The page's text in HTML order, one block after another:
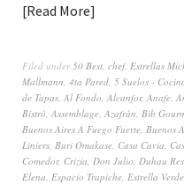
Read More
Filed under50 Best, chef, Estrellas
Mallmann, 4ta Pared, 5 Suelos -
de Tapas, Al Fondo, Alcanfor, Anafe,
Bistró, Assemblage, Azafrán, Bib
Buenos Aires A Fuego Fuerte, Buenos
Liniers, Buri Omakase, Casa Cavia,
Comedor, Crizia, Don Julio, Duhau
Elena, Espacio Trapiche, Estrella